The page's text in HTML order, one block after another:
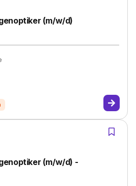
(m/w/d)
(m/w/d) -